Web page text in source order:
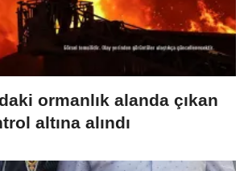
ormanlık alanda çıkan
altına alındı